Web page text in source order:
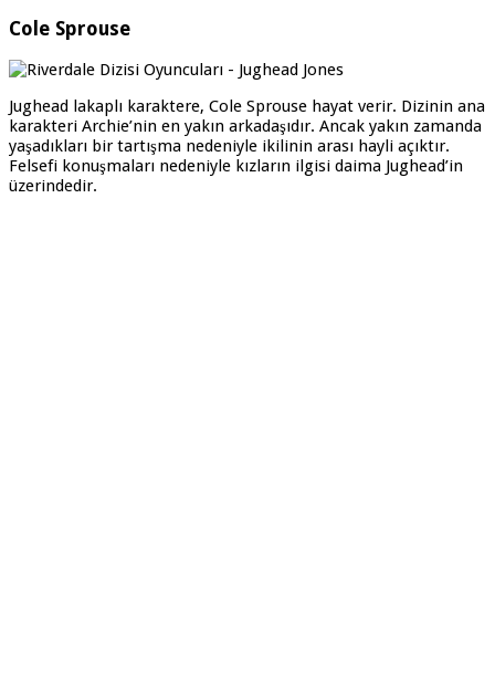
Cole Sprouse
Jughead lakaplı karaktere, Cole Sprouse hayat verir. Dizinin ana
karakteri Archie’nin en yakın arkadaşıdır. Ancak yakın zamanda
yaşadıkları bir tartışma nedeniyle ikilinin arası hayli açıktır.
Felsefi konuşmaları nedeniyle kızların ilgisi daima Jughead’in
üzerindedir.